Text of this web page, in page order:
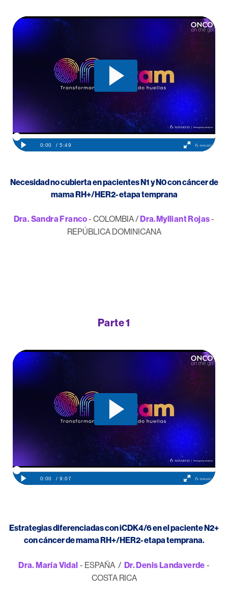
Necesidad no cubierta en pacientes N1 y N0 con cáncer de
mama RH+/HER2- etapa temprana
Dra. Sandra Franco- COLOMBIA / Dra.Mylliant Rojas -
REPÚBLICA DOMINICANA
Parte 1
Estrategias diferenciadas con iCDK4/6 en el paciente N2+
con cáncer de mama RH+/HER2- etapa temprana.
Dra. María Vidal - ESPAÑA / Dr. Denis Landaverde -
COSTA RICA